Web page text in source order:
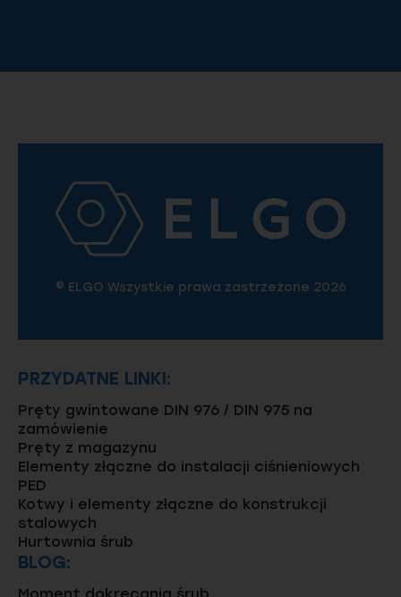
© ELGO Wszystkie prawa zastrzeżone 2026
PRZYDATNE LINKI:
Pręty gwintowane DIN 976 / DIN 975 na
zamówienie
Pręty z magazynu
Elementy złączne do instalacji ciśnieniowych
PED
Kotwy i elementy złączne do konstrukcji
stalowych
Hurtownia śrub
BLOG: